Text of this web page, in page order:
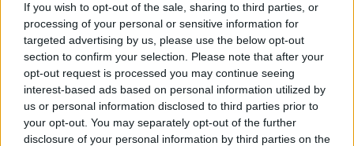
If you wish to opt-out of the sale, sharing to third parties, or
processing of your personal or sensitive information for
targeted advertising by us, please use the below opt-out
section to confirm your selection. Please note that after your
opt-out request is processed you may continue seeing
interest-based ads based on personal information utilized by
us or personal information disclosed to third parties prior to
your opt-out. You may separately opt-out of the further
disclosure of your personal information by third parties on the
TOP STORIES
EXTRA